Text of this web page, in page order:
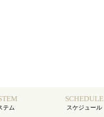
テム
SCHEDULE
スケジュール